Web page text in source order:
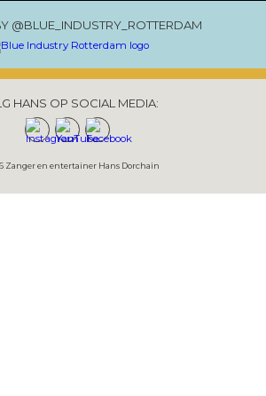
@BLUE_INDUSTRY_ROTTERDAM
HANS OP SOCIAL MEDIA:
Zanger en entertainer Hans Dorchain